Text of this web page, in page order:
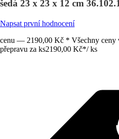
šedá 23 x 23 x 12 cm
Napsat první hodnocení
cenu — 2190,00 Kč * Všechny ceny
přepravu za ks2190,00 Kč*/ ks